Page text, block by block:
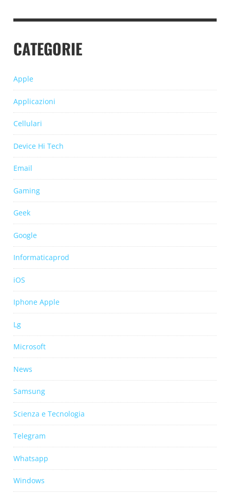
CATEGORIE
Apple
Applicazioni
Cellulari
Device Hi Tech
Email
Gaming
Geek
Google
Informaticaprod
iOS
Iphone Apple
Lg
Microsoft
News
Samsung
Scienza e Tecnologia
Telegram
Whatsapp
Windows